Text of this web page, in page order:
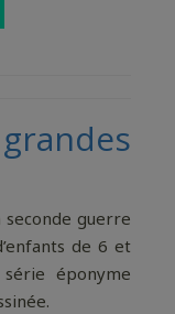
seconde guerre
de 6 et
éponyme